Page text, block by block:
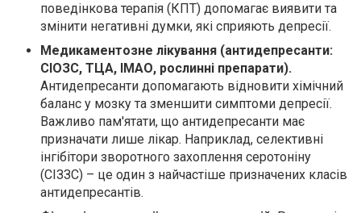
поведінкова терапія (КПТ) допомагає виявити та
змінити негативні думки, які сприяють депресії.
Медикаментозне лікування (антидепресанти:
СІОЗС, ТЦА, ІМАО, рослинні препарати).
Антидепресанти допомагають відновити хімічний
баланс у мозку та зменшити симптоми депресії.
Важливо пам'ятати, що антидепресанти має
призначати лише лікар. Наприклад, селективні
інгібітори зворотного захоплення серотоніну
(СІЗЗС) – це один з найчастіше призначених класів
антидепресантів.